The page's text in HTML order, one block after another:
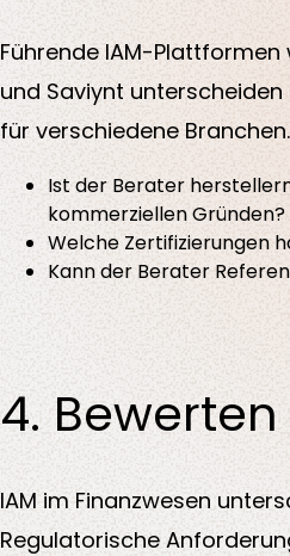
Führende IAM-Plattformen
und Saviynt unterscheiden
für verschiedene
Ist der Berater
kommerziellen Gründen?
Welche Zertifizierungen
Kann der Berater
4.
IAM im Finanzwesen
Regulatorische